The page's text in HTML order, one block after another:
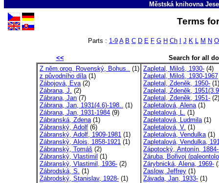
Městská knihovna
Terms
Parts : 1-9 A B C D E F G H Ch J K L M N O
<<
Search for all
Z něm.orog. Rovenský, Bohus.. (1)
z původního díla(1)
Zábojová, Eva(2)
Zábrana, J. (2)
Zábrana, Jan (7)
Zábrana, Jan, 1931(4.6)-198.. (1)
Zábrana, Jan, 1931-1984 (9)
Zábranská, Zdena(1)
Zábranský, Adolf (6)
Zábranský, Adolf, 1909-1981 (1)
Zábranský, Alois, 1858-1921 (1)
Zábranský, Tomáš (2)
Zábranský, Vlastimil (1)
Zábranský, Vlastimil, 1936- (2)
Zábrodská, S. (1)
Zábrodský, Stanislav, 1928- (1)
Zapletal, Miloš, 1930- (4)
Zapletal, Miloš, 1930-1967
Zapletal, Zdeněk, 1950- (1)
Zapletal, Zdeněk,
Zapletal, Zdeněk, 1951- (2)
Zapletalová, Alena(1)
Zapletalová, L. (1)
Zapletalová, Ludmila(1)
Zapletalová, V. (1)
Zapletalová, Vendulka(1)
Zapletalová, Vendulka,
Zápotocký, Antonín,
Záruba, Bořivoj
Zárybnická, Alena, 1969-
Zaslow, Jeffrey (1)
Závada, Jan, 1933- (1)